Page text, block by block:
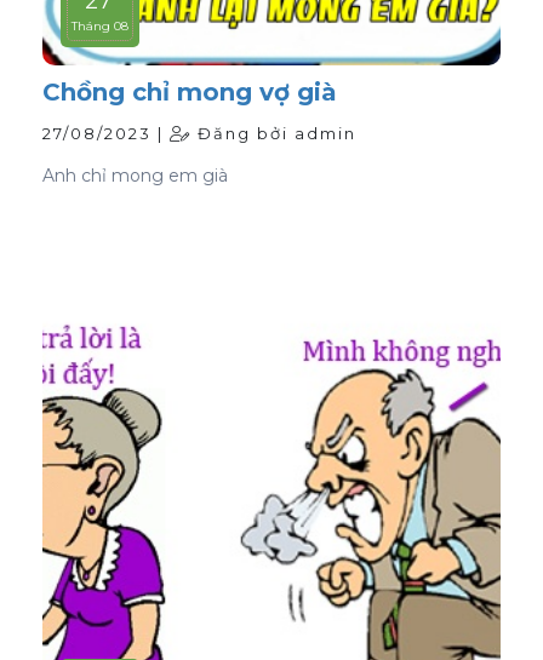
Tháng 08
Chồng chỉ mong vợ già
27/08/2023 | Đăng bởi admin
Anh chỉ mong em già